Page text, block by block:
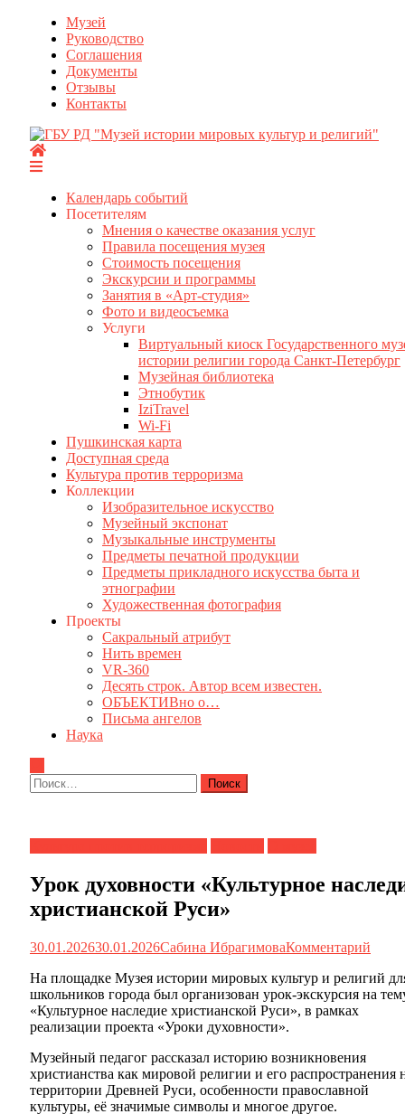
Перейти
содержимому
Музей
Руководство
Соглашения
Документы
Отзывы
Контакты
Календарь событий
Посетителям
Мнения о качестве оказания услуг
Правила посещения музея
Стоимость посещения
Экскурсии и программы
Занятия в «Арт-студия»
Фото и видеосъемка
Услуги
Виртуальный киоск Государственного
истории религии города Санкт-Петербург
Музейная библиотека
Этнобутик
IziTravel
Wi-Fi
Пушкинская карта
Доступная среда
Культура против терроризма
Коллекции
Изобразительное искусство
Музейный экспонат
Музыкальные инструменты
Предметы печатной продукции
Предметы прикладного искусства быта и
этнографии
Художественная фотография
Проекты
Сакральный атрибут
Нить времен
VR-360
Десять строк. Автор всем известен.
ОБЪЕКТИВно о…
Письма ангелов
Наука
Найти:
Урок духовности «Культурное
христианской Руси»
30.01.202630.01.2026Сабина ИбрагимоваКомментарий
На площадке Музея истории мировых культур и религий
школьников города был организован урок-экскурсия на
«Культурное наследие христианской Руси», в рамках
реализации проекта «Уроки духовности».
Музейный педагог рассказал историю возникновения
христианства как мировой религии и его распространения
территории Древней Руси, особенности православной
культуры, её значимые символы и многое другое.